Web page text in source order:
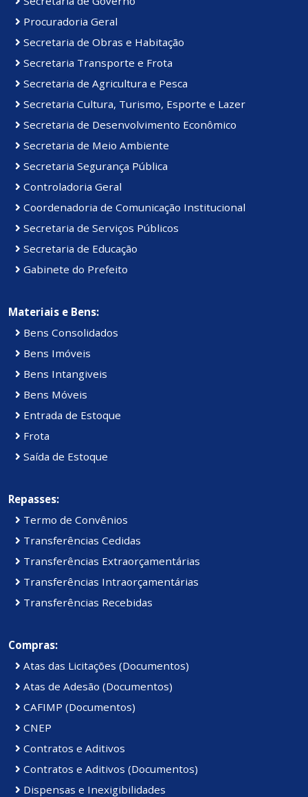
Procuradoria Geral
Secretaria de Obras e Habitação
Secretaria Transporte e Frota
Secretaria de Agricultura e Pesca
Secretaria Cultura, Turismo, Esporte e Lazer
Secretaria de Desenvolvimento Econômico
Secretaria de Meio Ambiente
Secretaria Segurança Pública
Controladoria Geral
Coordenadoria de Comunicação Institucional
Secretaria de Serviços Públicos
Secretaria de Educação
Gabinete do Prefeito
Materiais e Bens:
Bens Consolidados
Bens Imóveis
Bens Intangiveis
Bens Móveis
Entrada de Estoque
Frota
Saída de Estoque
Repasses:
Termo de Convênios
Transferências Cedidas
Transferências Extraorçamentárias
Transferências Intraorçamentárias
Transferências Recebidas
Compras:
Atas das Licitações (Documentos)
Atas de Adesão (Documentos)
CAFIMP (Documentos)
CNEP
Contratos e Aditivos
Contratos e Aditivos (Documentos)
Dispensas e Inexigibilidades